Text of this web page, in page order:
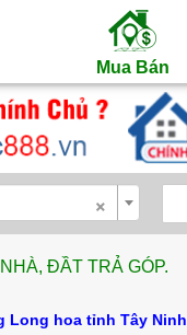
Mua Bán
×
ĐẦT TRẢ GÓP.
Long hoa tỉnh Tây Ninh